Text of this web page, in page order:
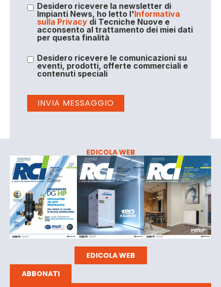
Desidero ricevere la newsletter di
Impianti News, ho letto l'Informativa
sulla Privacydi Tecniche Nuove e
acconsento al trattamento dei miei dati
per questa finalità
Desidero ricevere le comunicazioni su
eventi, prodotti, offerte commerciali e
contenuti speciali
EDICOLA WEB
EDICOLA WEB
ABBONATI